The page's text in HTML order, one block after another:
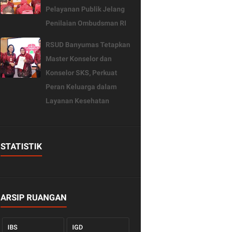
Pelayanan Publik Jelang
Penilaian Ombudsman RI
RSUD Banyumas Tetapkan
Master Konselor dan
Konselor SKS, Perkuat
Peran Keluarga dalam
Layanan Kesehatan
STATISTIK
ARSIP RUANGAN
IBS IGD